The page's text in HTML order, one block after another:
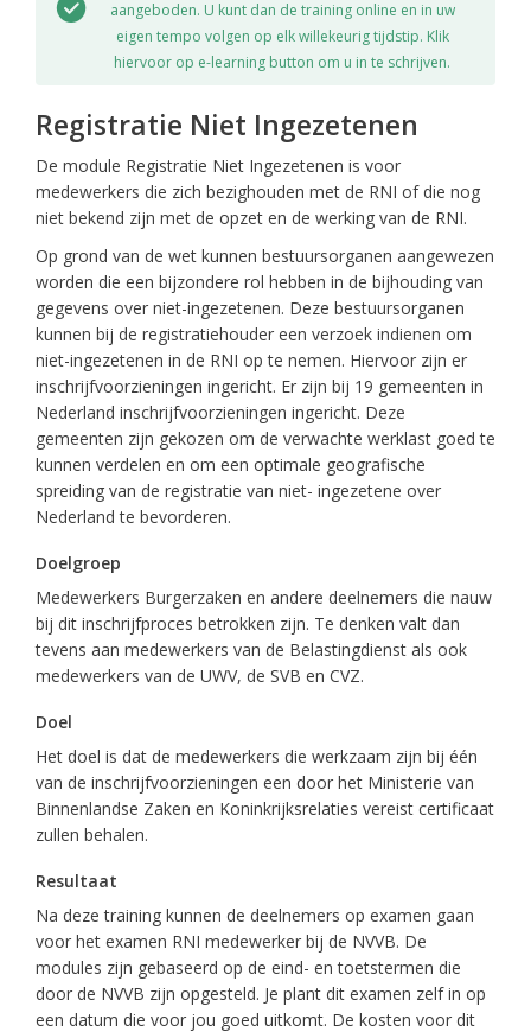
aangeboden. U kunt dan de training online en in uw
eigen tempo volgen op elk willekeurig tijdstip. Klik
hiervoor op e-learning button om u in te schrijven.
Registratie Niet Ingezetenen
De module Registratie Niet Ingezetenen is voor
medewerkers die zich bezighouden met de RNI of die nog
niet bekend zijn met de opzet en de werking van de RNI.
Op grond van de wet kunnen bestuursorganen aangewezen
worden die een bijzondere rol hebben in de bijhouding van
gegevens over niet-ingezetenen. Deze bestuursorganen
kunnen bij de registratiehouder een verzoek indienen om
niet-ingezetenen in de RNI op te nemen. Hiervoor zijn er
inschrijfvoorzieningen ingericht. Er zijn bij 19 gemeenten in
Nederland inschrijfvoorzieningen ingericht. Deze
gemeenten zijn gekozen om de verwachte werklast goed te
kunnen verdelen en om een optimale geografische
spreiding van de registratie van niet- ingezetene over
Nederland te bevorderen.
Doelgroep
Medewerkers Burgerzaken en andere deelnemers die nauw
bij dit inschrijfproces betrokken zijn. Te denken valt dan
tevens aan medewerkers van de Belastingdienst als ook
medewerkers van de UWV, de SVB en CVZ.
Doel
Het doel is dat de medewerkers die werkzaam zijn bij één
van de inschrijfvoorzieningen een door het Ministerie van
Binnenlandse Zaken en Koninkrijksrelaties vereist certificaat
zullen behalen.
Resultaat
Na deze training kunnen de deelnemers op examen gaan
voor het examen RNI medewerker bij de NVVB. De
modules zijn gebaseerd op de eind- en toetstermen die
door de NVVB zijn opgesteld. Je plant dit examen zelf in op
een datum die voor jou goed uitkomt. De kosten voor dit